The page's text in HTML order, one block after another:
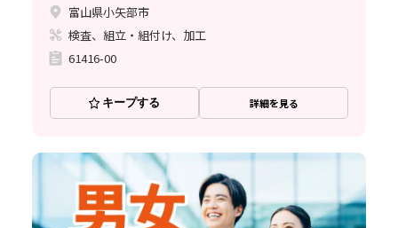
富山県小矢部市
検査、組立・組付け、加工
61416-00
キープする 詳細を見る